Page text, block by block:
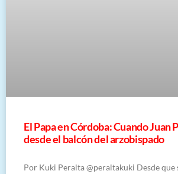
El Papa en Córdoba: Cuando Juan
desde el balcón del arzobispado
Por Kuki Peralta @peraltakuki Desde que